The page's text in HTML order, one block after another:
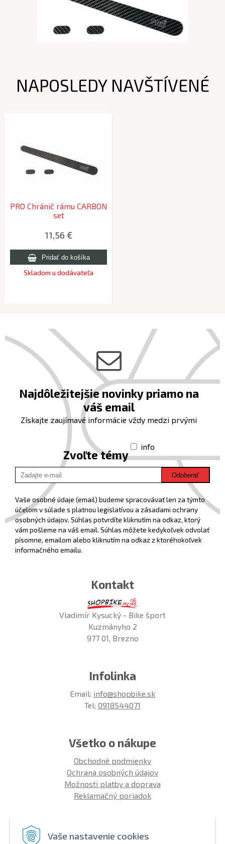
Vaše nastavenie cookies
NAPOSLEDY NAVŠTÍVENÉ
PRO Chránič rámu CARBON
set
11,56 €
Skladom u dodávateľa
Najdôležitejšie novinky priamo na
váš email
Získajte zaujímavé informácie vždy medzi prvými
Zvoľte témy
info
Odoberať
Vaše osobné údaje (email) budeme spracovávať len za týmto
účelom v súlade s platnou legislatívou a zásadami ochrany
osobných údajov. Súhlas potvrdíte kliknutím na odkaz, ktorý
vám pošleme na váš email. Súhlas môžete kedykoľvek odvolať
písomne, emailom alebo kliknutím na odkaz z ktoréhokoľvek
informačného emailu.
Kontakt
Vladimír Kysucký - Bike šport
Kuzmányho 2
977 01, Brezno
Infolinka
Email: info@shopbike.sk
Tel: 0918544071
Všetko o nákupe
Obchodné podmienky
Ochrana osobných údajov
Možnosti platby a doprava
Reklamačný poriadok